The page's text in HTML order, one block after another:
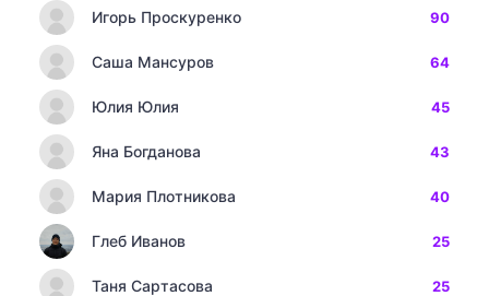
Игорь Проскуренко 90
Саша Мансуров 64
Юлия Юлия 45
Яна Богданова 43
Мария Плотникова 40
Глеб Иванов 25
Таня Сартасова 25